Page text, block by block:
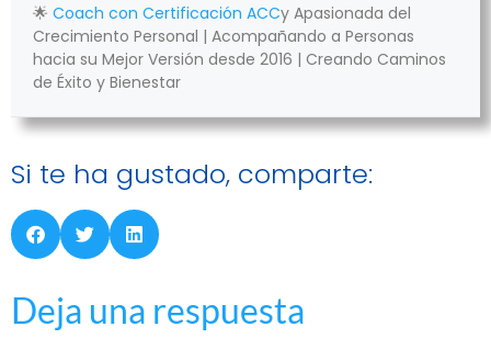
🌟 Coach con Certificación ACCy Apasionada del
Crecimiento Personal | Acompañando a Personas
hacia su Mejor Versión desde 2016 | Creando Caminos
de Éxito y Bienestar
Si te ha gustado, comparte:
Deja una respuesta